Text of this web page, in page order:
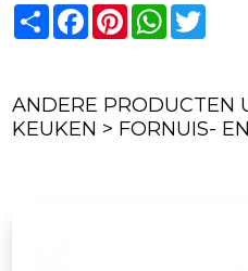
ShareFacebook
PinterestWhatsApp
ANDERE PRODUCTEN
KEUKEN > FORNUIS-